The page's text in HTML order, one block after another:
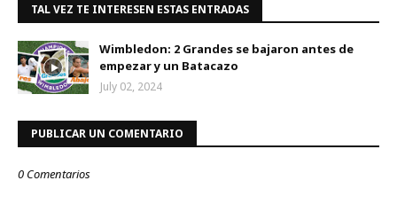
TAL VEZ TE INTERESEN ESTAS ENTRADAS
Wimbledon: 2 Grandes se bajaron antes de
empezar y un Batacazo
July 02, 2024
PUBLICAR UN COMENTARIO
0 Comentarios